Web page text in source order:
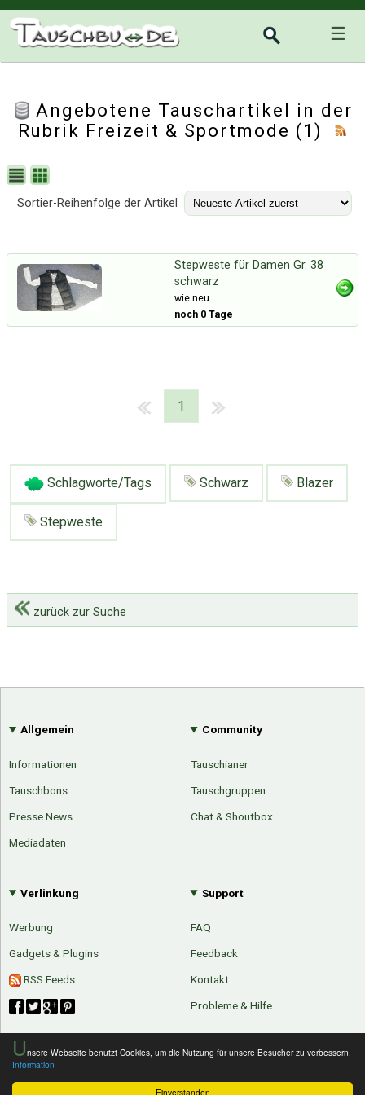
Einverstanden
Unsere Webseite benutzt Cookies, um die Nutzung für unsere Besucher zu verbessern.
Information
☰
Angebotene Tauschartikel in der
Rubrik Freizeit & Sportmode (1)
Sortier-Reihenfolge der Artikel
Stepweste für Damen Gr. 38
schwarz
wie neu
noch 0 Tage
1
Schlagworte/Tags Schwarz Blazer
Stepweste
zurück zur Suche
Allgemein
Informationen
Tauschbons
Presse News
Mediadaten
Community
Tauschianer
Tauschgruppen
Chat & Shoutbox
Verlinkung
Werbung
Gadgets & Plugins
RSS Feeds
Support
FAQ
Feedback
Kontakt
Probleme & Hilfe